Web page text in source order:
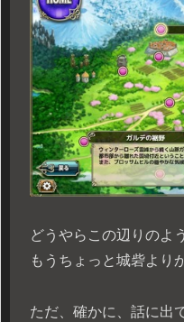
どうやらこの辺りのよ
もうちょっと城砦より
ただ、確かに、話に出